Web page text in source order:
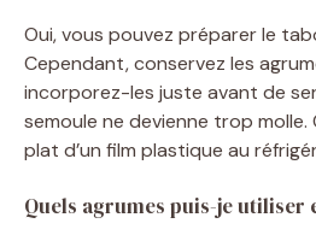
Oui, vous pouvez préparer le
Cependant, conservez les
incorporez-les juste avant de
semoule ne devienne trop
plat d’un film plastique au
Quels agrumes puis-je utiliser